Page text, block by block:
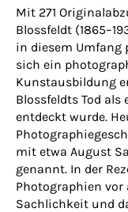
Mit 271
Blossfeldt
in diesem Umfang
sich ein
Kunstausbildung
Blossfeldts Tod
entdeckt wurde.
mit etwa August
genannt. In der
Photographien vor
Sachlichkeit und